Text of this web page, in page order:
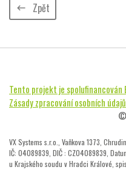
keyboard_backspace Zpět
Tento projekt je spolufinancován
Zásady zpracování osobních údajů
©
VX Systems s.r.o., Vaňkova 1373,
IČ: 04089839, DIČ : CZ04089839,
u Krajského soudu v Hradci Králové,